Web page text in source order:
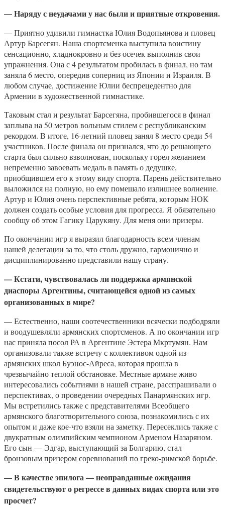
— Наряду с неудачами у нас были и приятные откровения.
— Приятно удивили гимнастка Юлия Водопьянова и пловец
Артур Барсегян. Наша спортсменка выступила воистину
сенсационно, хладнокровно и без осечек выполнив свои
упражнения. Она с 4 результатом пробилась в финал, но там
заняла 6 место, опередив соперниц из Японии и Израиля. В
любом случае, достижение Юлии беспрецедентно для
Армении в художественной гимнастике.
Таковым стал и результат Барсегяна, пробившегося в финал
заплыва на 50 метров вольным стилем с республиканским
рекордом. В итоге, 16-летний пловец занял 8 место среди 54
участников. После финала он признался, что до решающего
старта был сильно взволнован, поскольку горел желанием
непременно завоевать медаль в память о дедушке,
приобщившем его к этому виду спорта. Парень действительно
выложился на полную, но ему помешало излишнее волнение.
Артур и Юлия очень перспективные ребята, которым НОК
должен создать особые условия для прогресса. Я обязательно
сообщу об этом Гагику Царукяну. Для меня они призеры.
По окончании игр я выразил благодарность всем членам
нашей делегации за то, что столь дружно, гармонично и
дисциплинированно представили нашу страну.
— Кстати, чувствовалась ли поддержка армянской
диаспоры Аргентины, считающейся одной из самых
организованных в мире?
— Естественно, наши соотечественники всячески подбодряли
и воодушевляли армянских спортсменов. А по окончании игр
нас приняла посол РА в Аргентине Эстера Мкртумян. Нам
организовали также встречу с коллективом одной из
армянских школ Буэнос-Айреса, которая прошла в
чрезвычайно теплой обстановке. Местные армяне живо
интересовались событиями в нашей стране, расспрашивали о
перспективах, о проведении очередных Панармянских игр.
Мы встретились также с представителями Всеобщего
армянского благотворительного союза, познакомились с их
опытом и даже кое-что взяли на заметку. Пересеклись также с
двукратным олимпийским чемпионом Арменом Назаряном.
Его сын — Эдгар, выступающий за Болгарию, стал
бронзовым призером соревнований по греко-римской борьбе.
— В качестве эпилога — неоправданные ожидания
свидетельствуют о регрессе в данных видах спорта или это
просчет?